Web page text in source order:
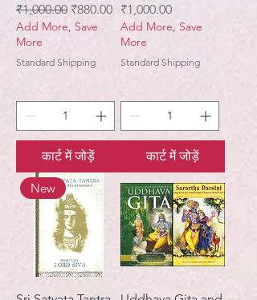
नियमित मूल्य
₹1,000.00 बिक्री मूल्य
₹880.00
Add More, Save
More
Standard Shipping
कार्ट में जोड़ें
मूल्य
₹1,000.00
Add More, Save
More
Standard Shipping
कार्ट में जोड़ें
New